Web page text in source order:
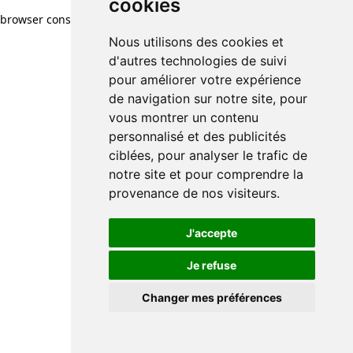
cookies
Nous utilisons des cookies et
d'autres technologies de suivi
pour améliorer votre expérience
de navigation sur notre site, pour
vous montrer un contenu
personnalisé et des publicités
ciblées, pour analyser le trafic de
notre site et pour comprendre la
provenance de nos visiteurs.
J'accepte
Je refuse
Changer mes préférences
browser console for more information)